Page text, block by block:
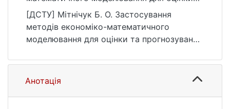
та прогнозування результатів
маркетингової діяльності підприємства
[Бакалаврська робота, Київський
національний університет імені Тараса
Шевченка]. eKNUTSHIR.
05
[ДСТУ] Мітнічук Б. О. Застосування
методів економіко-математичного
моделювання для оцінки та прогнозування
підприємства : кваліфікаційна робота
бакалавра : 051 Економіка. Київ, 2022. URL:
https://ir.library.knu.ua/handle/123456789/17
Анотація